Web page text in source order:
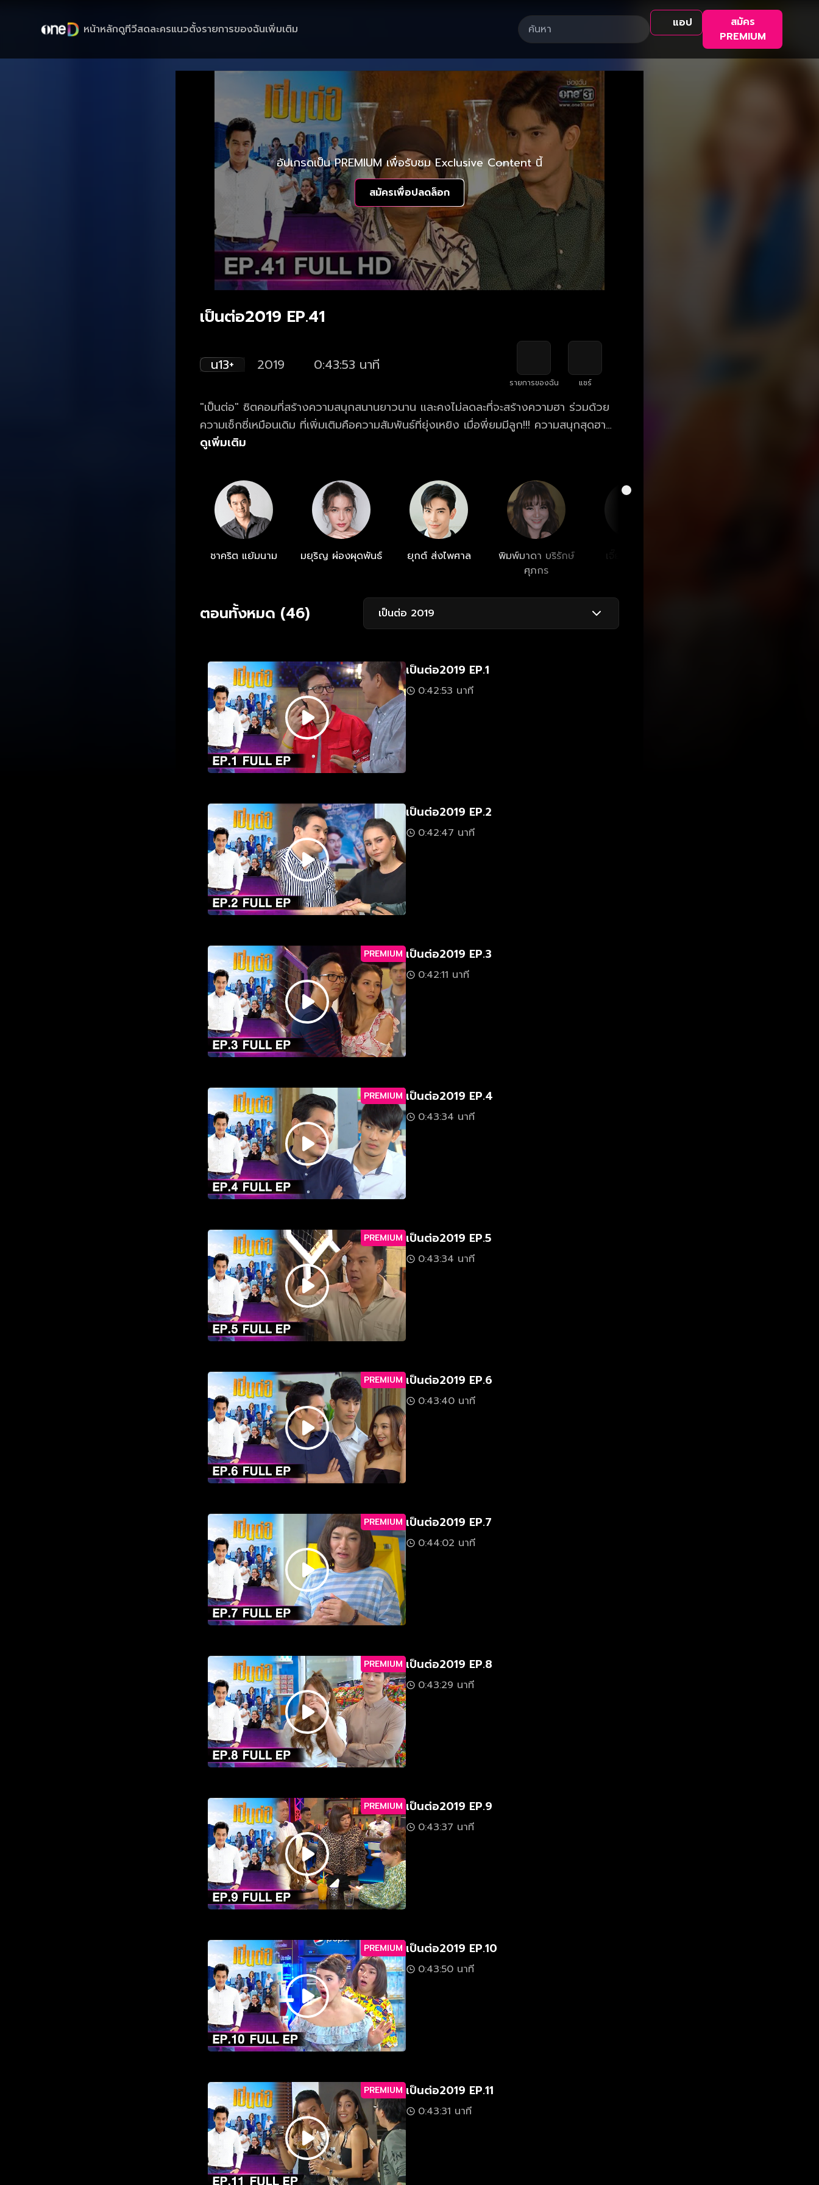
หน้าหลักดูทีวีสดละครแนวตั้งรายการของฉันเพิ่มเติม แอป
สมัคร
PREMIUM
อัปเกรดเป็น PREMIUM เพื่อรับชม Exclusive Content นี้
สมัครเพื่อปลดล็อก
เป็นต่อ2019 EP.41
น13+ 2019 0:43:53 นาที
รายการของฉัน แชร์
"เป็นต่อ" ซิตคอมที่สร้างความสนุกสนานยาวนาน และคงไม่ลดละที่จะสร้างความฮา ร่วมด้วย
ความเซ็กซี่เหมือนเดิม ที่เพิ่มเติมคือความสัมพันธ์ที่ยุ่งเหยิง เมื่อพี่ยมมีลูก!!! ความสนุกสุดฮา
ความป่วนของ ศักรินทร์-ศักรินทร์ลี่ เรื่องราววุ่น ๆ ของนายเป็นต่อจะเป็นอย่างไร? คู่ป่วน
ดูเพิ่มเติม
ชาคริต แย้มนาม มยุริญ ผ่องผุดพันธ์ ยุกต์ ส่งไพศาล
พิมพ์มาดา บริรักษ์
ศุภกร
เจี๊ยบ เชิญยิ้ม
ตอนทั้งหมด (46) เป็นต่อ 2019
เป็นต่อ2019 EP.1
0:42:53 นาที
เป็นต่อ2019 EP.2
0:42:47 นาที
PREMIUM เป็นต่อ2019 EP.3
0:42:11 นาที
PREMIUM เป็นต่อ2019 EP.4
0:43:34 นาที
PREMIUM เป็นต่อ2019 EP.5
0:43:34 นาที
PREMIUM เป็นต่อ2019 EP.6
0:43:40 นาที
PREMIUM เป็นต่อ2019 EP.7
0:44:02 นาที
PREMIUM เป็นต่อ2019 EP.8
0:43:29 นาที
PREMIUM เป็นต่อ2019 EP.9
0:43:37 นาที
PREMIUM เป็นต่อ2019 EP.10
0:43:50 นาที
PREMIUM เป็นต่อ2019 EP.11
0:43:31 นาที